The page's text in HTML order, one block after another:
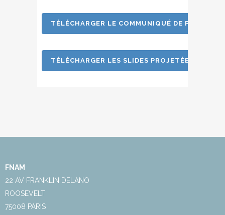
TÉLÉCHARGER LE COMMUNIQUÉ DE PRESSE
TÉLÉCHARGER LES SLIDES PROJETÉES EN
FNAM
22 AV FRANKLIN DELANO
ROOSEVELT
75008 PARIS